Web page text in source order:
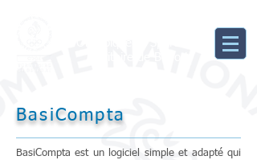
BasiCompta
BasiCompta est un logiciel simple et adapté qui